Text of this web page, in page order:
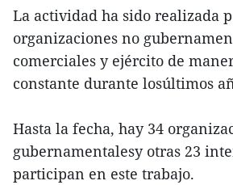
La actividad ha sido realizada
organizaciones no
comerciales y ejército de
constante durante losúltimos
Hasta la fecha, hay 34
gubernamentalesy otras 23
participan en este trabajo.